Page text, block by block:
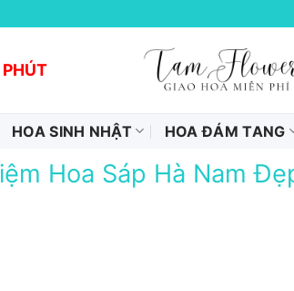
HOA SINH NHẬT HOA ĐÁM TANG
Hoa Sáp Hà Nam